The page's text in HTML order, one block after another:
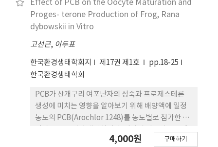
1.9mg/1 을 각각 나타내었으며 embryolethal
concentrations(LC50)은 17.5, 41.5, 20.2mg/1 을
(TI=LC50/EC50)는 NiCl2의 경우 43.8,
Carbofuran의 경우 26.0. Diazinon의 경우 10.6을
나타내었다. NiCl2, Carbofuran, Diazinon는 산개
들의 농도에 의존하여 수포형성, 꼬리, 척추기형 등이
증가하였다. 이상의 결과들로 보아
NiCl2,Carbofuran, Diazinon 모두 낮은 농도에서
배아의 발생을 억제하여 산개구리 배아의 기형성 시
험방법은 화학물질 및 환경오염물질의 독성검정에 요
Effect of PCB on the Oocyte Maturation and
Proges- terone Production of Frog, Rana
dybowskii in Vitro
고선근, 이두표
한국환경생태학회지 제17권 제1호
pp.18-25
한국환경생태학회
PCB가 산개구리 여포난자의 성숙과 프로제스테론
생성에 미치는 영향을 알아보기 위해 배양액에 일정
농도의 PCB(Arochlor 1248)를 농도별로 첨가한 후
스테론 생성을 유도하기 위하여 FPH(Frog
4,000원 구매하기